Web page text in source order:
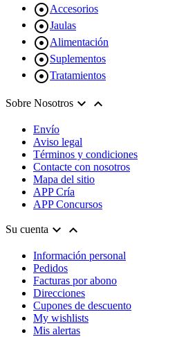
Accesorios
Jaulas
Alimentación
Suplementos
Tratamientos
Sobre Nosotros  
Envío
Aviso legal
Términos y condiciones
Contacte con nosotros
Mapa del sitio
APP Cría
APP Concursos
Su cuenta  
Información personal
Pedidos
Facturas por abono
Direcciones
Cupones de descuento
My wishlists
Mis alertas